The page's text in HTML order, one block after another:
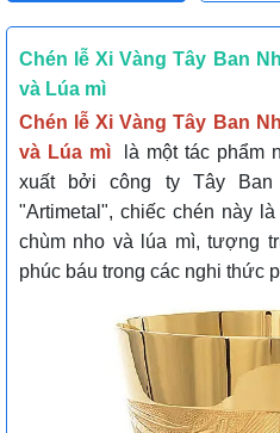
Chén lễ Xi Vàng Tây Ban
và Lúa mì
Chén lễ Xi Vàng Tây Ban
và Lúa mì
là một tác phẩm
xuất bởi công ty Tây
"Artimetal", chiếc chén này
chùm nho và lúa mì, tượng
phúc báu trong các nghi thức